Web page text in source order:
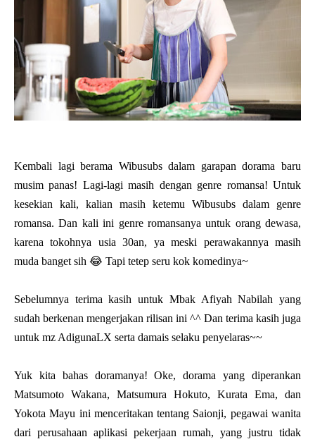
Kembali lagi berama Wibusubs dalam garapan dorama baru
musim panas! Lagi-lagi masih dengan genre romansa! Untuk
kesekian kali, kalian masih ketemu Wibusubs dalam genre
romansa. Dan kali ini genre romansanya untuk orang dewasa,
karena tokohnya usia 30an, ya meski perawakannya masih
muda banget sih 😂 Tapi tetep seru kok komedinya~
Sebelumnya terima kasih untuk Mbak Afiyah Nabilah yang
sudah berkenan mengerjakan rilisan ini ^^ Dan terima kasih juga
untuk mz AdigunaLX serta damais selaku penyelaras~~
Yuk kita bahas doramanya! Oke, dorama yang diperankan
Matsumoto Wakana, Matsumura Hokuto, Kurata Ema, dan
Yokota Mayu ini menceritakan tentang Saionji, pegawai wanita
dari perusahaan aplikasi pekerjaan rumah, yang justru tidak